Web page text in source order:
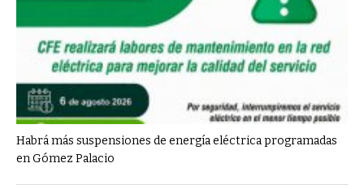
Habrá más suspensiones de energía eléctrica programadas
en Gómez Palacio